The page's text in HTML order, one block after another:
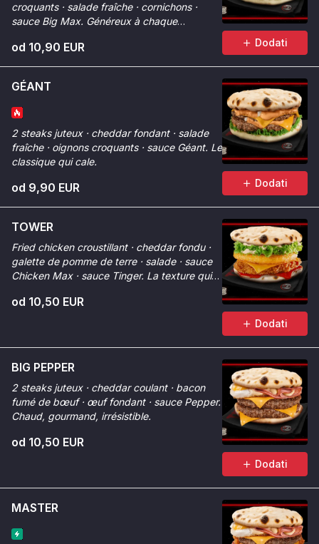
croquants · salade fraîche · cornichons ·
sauce Big Max. Généreux à chaque
od 10,90 EUR Dodati
GÉANT
2 steaks juteux · cheddar fondant · salade
fraîche · oignons croquants · sauce Géant. Le
classique qui cale.
od 9,90 EUR Dodati
TOWER
Fried chicken croustillant · cheddar fondu ·
galette de pomme de terre · salade · sauce
Chicken Max · sauce Tinger. La texture qui
od 10,50 EUR
Dodati
BIG PEPPER
2 steaks juteux · cheddar coulant · bacon
fumé de bœuf · œuf fondant · sauce Pepper.
Chaud, gourmand, irrésistible.
od 10,50 EUR
Dodati
MASTER